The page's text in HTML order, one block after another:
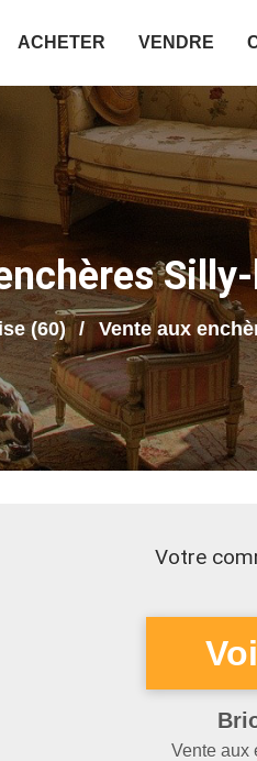
ACHETER VENDRE
(60) Vente aux
Votre
Vente aux